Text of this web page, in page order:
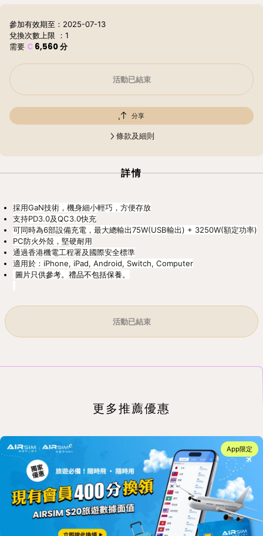
參加有效期至：2025-07-13
兌換次數上限
：1
需要 C 6,560分
活動已結束
分享
條款及細則
詳情
採用GaN技術，機身細小輕巧，方便存放
支持PD3.0及QC3.0快充
可同時為6部設備充電，最大總輸出75W(USB輸出) + 3250W(額定功率)
PC防火外殼，堅硬耐用
通過香港機電工程署及國際安全標準
適用於：iPhone, iPad, Android, Switch, Computer
圖片只供參考。禮品不包括保養。
活動已結束
更多推薦優惠
App限定